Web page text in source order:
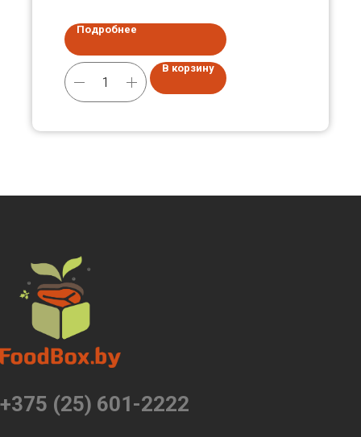
Подробнее
В корзину
+375 (25) 601-2222